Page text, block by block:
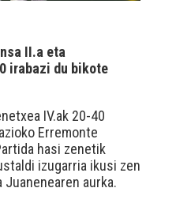
II.a eta
irabazi du bikote
IV.ak 20-40
Erremonte
hasi zenetik
izugarria ikusi zen
Juanenearen aurka.